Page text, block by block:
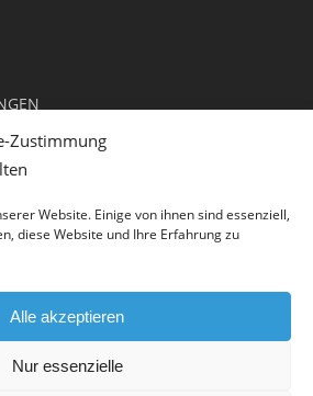
Zustimmung
Website. Einige von ihnen sind essenziell,
diese Website und Ihre Erfahrung zu
Alle akzeptieren
Nur essenzielle